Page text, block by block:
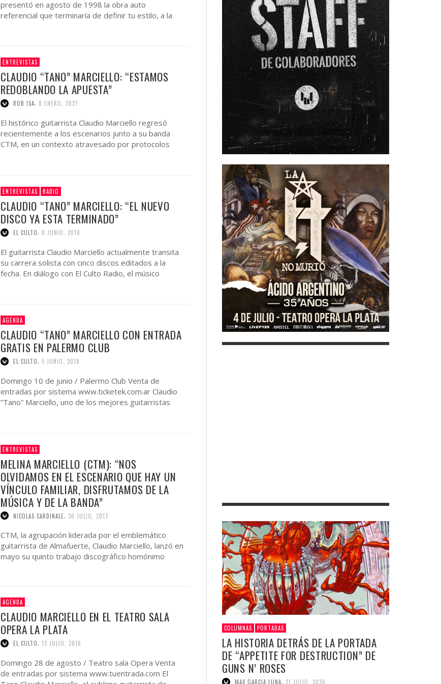
presentó en agosto de 1998 la obra auto
referencial que terminaría de definir tu estilo, a la
ENTREVISTAS
CLAUDIO “TANO” MARCIELLO: “ESTAMOS
REDOBLANDO LA APUESTA”
ROB ISA, 8 ENERO, 2021
El histórico guitarrista Claudio Marciello regresó
recientemente a los escenarios junto a su banda
CTM, en un contexto atravesado por protocolos
ENTREVISTAS RADIO
CLAUDIO “TANO” MARCIELLO: “EL NUEVO
DISCO YA ESTA TERMINADO”
EL CULTO 8 JUNIO, 2018
El guitarrista Claudio Marciello actualmente transita
su carrera solista con cinco discos editados a la
fecha. En diálogo con El Culto Radio, el músico
AGENDA
CLAUDIO “TANO” MARCIELLO CON ENTRADA
GRATIS EN PALERMO CLUB
EL CULTO 5 JUNIO, 2018
Domingo 10 de junio / Palermo Club Venta de
entradas por sistema www.ticketek.com.ar Claudio
“Tano” Marciello, uno de los mejores guitarristas
ENTREVISTAS
MELINA MARCIELLO (CTM): “NOS
OLVIDAMOS EN EL ESCENARIO QUE HAY UN
VÍNCULO FAMILIAR, DISFRUTAMOS DE LA
MÚSICA Y DE LA BANDA”
NICOLAS CARDINALE 30 JULIO, 2017
CTM, la agrupación liderada por el emblemático
guitarrista de Almafuerte, Claudio Marciello, lanzó en
mayo su quinto trabajo discográfico homónimo
AGENDA
CLAUDIO MARCIELLO EN EL TEATRO SALA
OPERA LA PLATA
EL CULTO, 12 JULIO, 2016
Domingo 28 de agosto / Teatro sala Opera Venta
de entradas por sistema www.tuentrada.com El
COLUMNAS PORTADAS
LA HISTORIA DETRÁS DE LA PORTADA
DE “APPETITE FOR DESTRUCTION” DE
GUNS N’ ROSES
MAX GARCIA LUNA, 21 JULIO, 2026